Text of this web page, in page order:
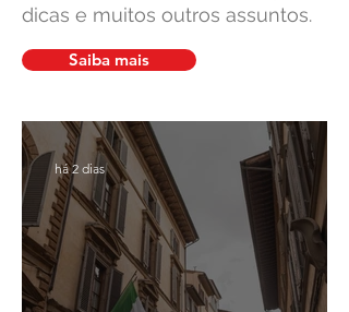
Cidadania Italiana: Leardini
Consulenze explica a nova
Constitucional
dicas e muitos outros assuntos.
Saiba mais
há 2 dias